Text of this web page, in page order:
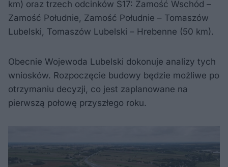
km) oraz trzech odcinków S17: Zamość Wschód –
Zamość Południe, Zamość Południe – Tomaszów
Lubelski, Tomaszów Lubelski – Hrebenne (50 km).
Obecnie Wojewoda Lubelski dokonuje analizy tych
wniosków. Rozpoczęcie budowy będzie możliwe po
otrzymaniu decyzji, co jest zaplanowane na
pierwszą połowę przyszłego roku.